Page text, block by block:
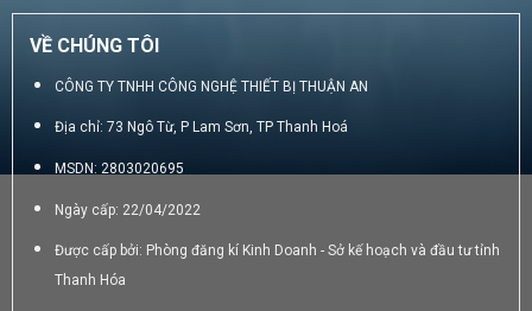
VỀ CHÚNG TÔI
CÔNG TY TNHH CÔNG NGHỆ THIẾT BỊ THUẬN AN
Địa chỉ: 73 Ngô Từ, P Lam Sơn, TP Thanh Hoá
MSDN: 2803020695
Ngày cấp: 22/04/2022
Được cấp bởi: Phòng đăng kí Kinh Doanh - Sở kế hoạch và đầu tư tỉnh
Thanh Hóa